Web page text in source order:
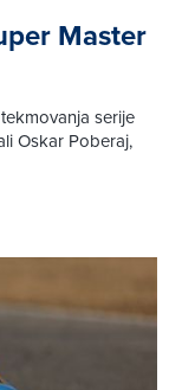
Master
serije
Oskar Poberaj,